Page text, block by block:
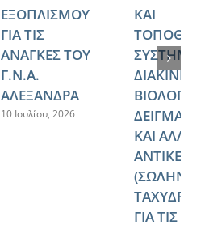
ΕΞΟΠΛΙΣΜΟΥ
ΓΙΑ ΤΙΣ
ΑΝΑΓΚΕΣ ΤΟΥ
Γ.Ν.Α.
ΑΛΕΞΑΝΔΡΑ
10 Ιουλίου, 2026
ΚΑΙ
ΚΑΙ
ΓΙΑ ΤΙΣ